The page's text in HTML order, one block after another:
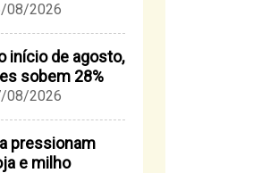
08/2026
início de agosto,
sobem 28%
08/2026
pressionam
e milho